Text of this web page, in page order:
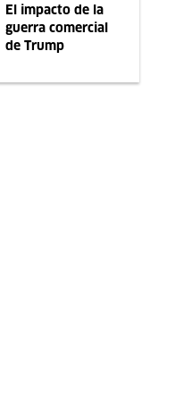
El impacto de la
guerra comercial
de Trump